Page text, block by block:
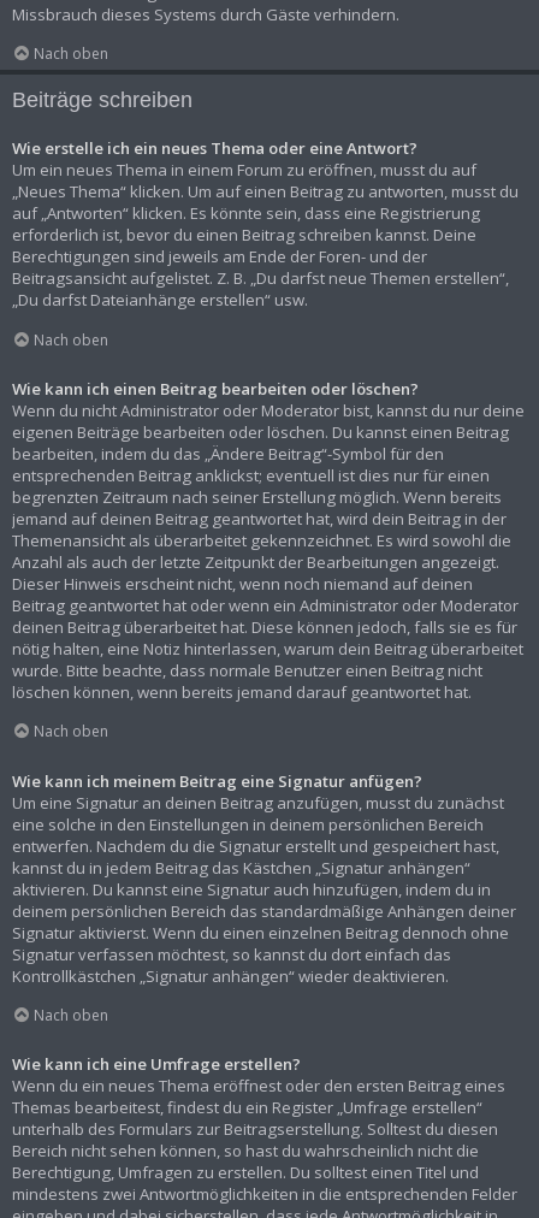
Missbrauch dieses Systems durch Gäste verhindern.
Nach oben
Beiträge schreiben
Wie erstelle ich ein neues Thema oder eine Antwort?
Um ein neues Thema in einem Forum zu eröffnen, musst du auf
„Neues Thema“ klicken. Um auf einen Beitrag zu antworten, musst du
auf „Antworten“ klicken. Es könnte sein, dass eine Registrierung
erforderlich ist, bevor du einen Beitrag schreiben kannst. Deine
Berechtigungen sind jeweils am Ende der Foren- und der
Beitragsansicht aufgelistet. Z. B. „Du darfst neue Themen erstellen“,
„Du darfst Dateianhänge erstellen“ usw.
Nach oben
Wie kann ich einen Beitrag bearbeiten oder löschen?
Wenn du nicht Administrator oder Moderator bist, kannst du nur deine
eigenen Beiträge bearbeiten oder löschen. Du kannst einen Beitrag
bearbeiten, indem du das „Ändere Beitrag“-Symbol für den
entsprechenden Beitrag anklickst; eventuell ist dies nur für einen
begrenzten Zeitraum nach seiner Erstellung möglich. Wenn bereits
jemand auf deinen Beitrag geantwortet hat, wird dein Beitrag in der
Themenansicht als überarbeitet gekennzeichnet. Es wird sowohl die
Anzahl als auch der letzte Zeitpunkt der Bearbeitungen angezeigt.
Dieser Hinweis erscheint nicht, wenn noch niemand auf deinen
Beitrag geantwortet hat oder wenn ein Administrator oder Moderator
deinen Beitrag überarbeitet hat. Diese können jedoch, falls sie es für
nötig halten, eine Notiz hinterlassen, warum dein Beitrag überarbeitet
wurde. Bitte beachte, dass normale Benutzer einen Beitrag nicht
löschen können, wenn bereits jemand darauf geantwortet hat.
Nach oben
Wie kann ich meinem Beitrag eine Signatur anfügen?
Um eine Signatur an deinen Beitrag anzufügen, musst du zunächst
eine solche in den Einstellungen in deinem persönlichen Bereich
entwerfen. Nachdem du die Signatur erstellt und gespeichert hast,
kannst du in jedem Beitrag das Kästchen „Signatur anhängen“
aktivieren. Du kannst eine Signatur auch hinzufügen, indem du in
deinem persönlichen Bereich das standardmäßige Anhängen deiner
Signatur aktivierst. Wenn du einen einzelnen Beitrag dennoch ohne
Signatur verfassen möchtest, so kannst du dort einfach das
Kontrollkästchen „Signatur anhängen“ wieder deaktivieren.
Nach oben
Wie kann ich eine Umfrage erstellen?
Wenn du ein neues Thema eröffnest oder den ersten Beitrag eines
Themas bearbeitest, findest du ein Register „Umfrage erstellen“
unterhalb des Formulars zur Beitragserstellung. Solltest du diesen
Bereich nicht sehen können, so hast du wahrscheinlich nicht die
Berechtigung, Umfragen zu erstellen. Du solltest einen Titel und
mindestens zwei Antwortmöglichkeiten in die entsprechenden Felder